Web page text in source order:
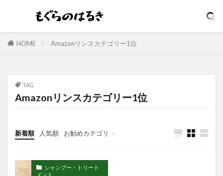
グリースワックス
ケアセラ
ギャツビーザデザイナー
オルナオーガニック
オーガニック
オーシャントリコ
オールインワンローション
オールインワン化粧品
オールインワン化粧水
オールインワン美容液
HOME Amazonリンスカテゴリー1位
TAG
Amazonリンスカテゴリー1位
新着順 人気順 お勧めカテゴリ
シャンプー・トリート
メント